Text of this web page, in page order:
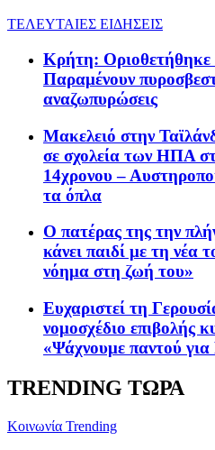
ΤΕΛΕΥΤΑΙΕΣ ΕΙΔΗΣΕΙΣ
Κρήτη: Οριοθετήθηκε
Παραμένουν
αναζωπυρώσεις
Μακελειό στην
σε σχολεία των ΗΠΑ
14χρονου –
τα όπλα
Ο πατέρας της την
κάνει παιδί με τη νέα
νόημα στη ζωή του»
Ευχαριστεί τη
νομοσχέδιο επιβολής
«Ψάχνουμε παντού
TRENDING ΤΩΡΑ
Κοινωνία Trending